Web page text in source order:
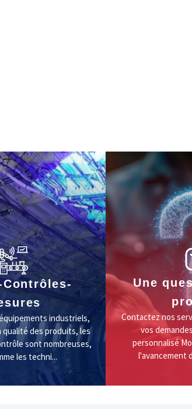
Contrôles-
industriels,
qualité des produits, les
sont nombreuses,
les techni...
Une
Contactez nos
vos
personnalisé
l'avancement